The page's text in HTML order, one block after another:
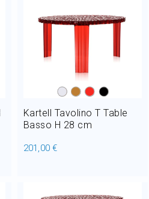
Kartell Tavolino T Table
Basso H 28 cm
201,00 €